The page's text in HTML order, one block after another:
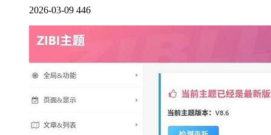
2026-03-09 446